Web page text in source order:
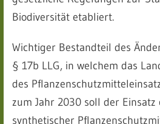
Biodiversität etabliert.
Wichtiger Bestandteil des
§ 17b LLG, in welchem das
des
zum Jahr 2030 soll der Einsatz
synthetischer